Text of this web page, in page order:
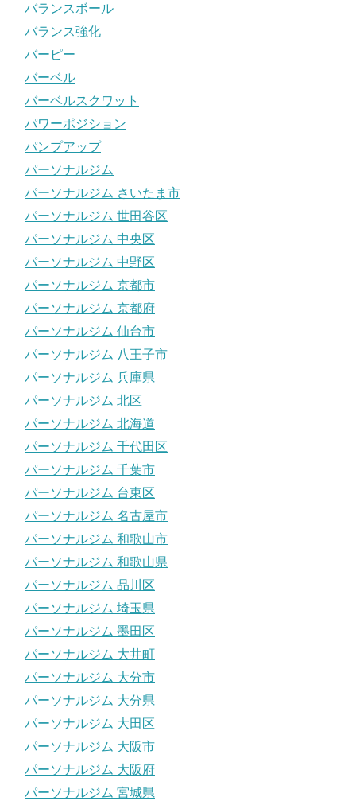
バランスボール
バランス強化
バーピー
バーベル
バーベルスクワット
パワーポジション
パンプアップ
パーソナルジム
パーソナルジム さいたま市
パーソナルジム 世田谷区
パーソナルジム 中央区
パーソナルジム 中野区
パーソナルジム 京都市
パーソナルジム 京都府
パーソナルジム 仙台市
パーソナルジム 八王子市
パーソナルジム 兵庫県
パーソナルジム 北区
パーソナルジム 北海道
パーソナルジム 千代田区
パーソナルジム 千葉市
パーソナルジム 台東区
パーソナルジム 名古屋市
パーソナルジム 和歌山市
パーソナルジム 和歌山県
パーソナルジム 品川区
パーソナルジム 埼玉県
パーソナルジム 墨田区
パーソナルジム 大井町
パーソナルジム 大分市
パーソナルジム 大分県
パーソナルジム 大田区
パーソナルジム 大阪市
パーソナルジム 大阪府
パーソナルジム 宮城県